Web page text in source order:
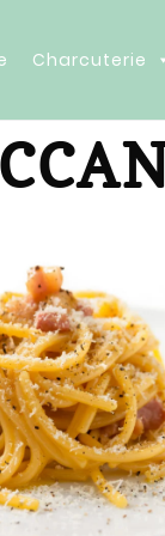
Charcuterie